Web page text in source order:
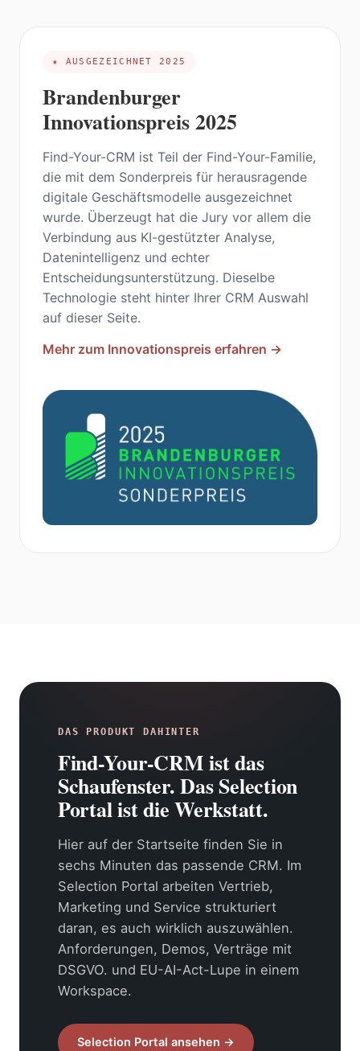
★ AUSGEZEICHNET 2025
Brandenburger
Innovationspreis 2025
Find-Your-CRM ist Teil der Find-Your-Familie,
die mit dem Sonderpreis für herausragende
digitale Geschäftsmodelle ausgezeichnet
wurde. Überzeugt hat die Jury vor allem die
Verbindung aus KI-gestützter Analyse,
Datenintelligenz und echter
Entscheidungsunterstützung. Dieselbe
Technologie steht hinter Ihrer CRM Auswahl
auf dieser Seite.
Mehr zum Innovationspreis erfahren →
DAS PRODUKT DAHINTER
Find-Your-CRM ist das
Schaufenster. Das Selection
Portal ist die Werkstatt.
Hier auf der Startseite finden Sie in
sechs Minuten das passende CRM. Im
Selection Portal arbeiten Vertrieb,
Marketing und Service strukturiert
daran, es auch wirklich auszuwählen.
Anforderungen, Demos, Verträge mit
DSGVO. und EU-AI-Act-Lupe in einem
Workspace.
Selection Portal ansehen →